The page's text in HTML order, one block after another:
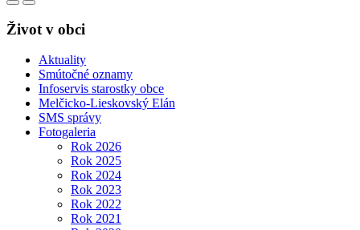
Život v obci
Aktuality
Smútočné oznamy
Infoservis starostky obce
Melčicko-Lieskovský Elán
SMS správy
Fotogaleria
Rok 2026
Rok 2025
Rok 2024
Rok 2023
Rok 2022
Rok 2021